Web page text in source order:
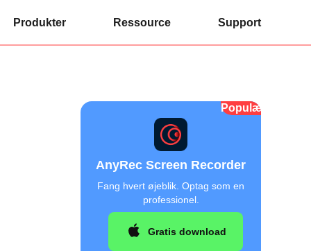
Produkter Ressource Support
Populær
AnyRec Screen Recorder
Fang hvert øjeblik. Optag som en
professionel.
Gratis download